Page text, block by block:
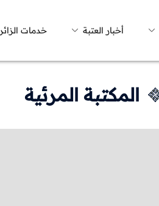
أخبار العتبة خدمات الزائر
المكتبة المرئية